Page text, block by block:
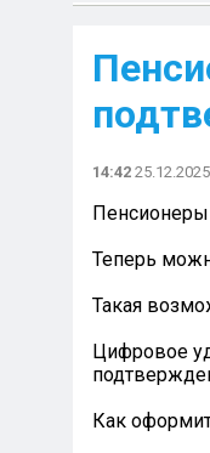
14:42
Теперь
Такая
Цифровое
Как